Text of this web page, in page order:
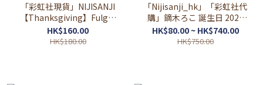
「彩虹社現貨」NIJISANJI
【Thanksgiving】Fulgur
Ovid CANDLE
HK$160.00
HK$180.00
「Nijisanji_hk」「彩虹社代
購」鏑木ろこ 誕生日 2026
GOODS
HK$80.00 ~ HK$740.00
HK$750.00